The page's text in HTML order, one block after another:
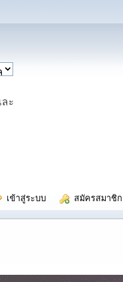
ะ
เข้าสู่ระบบ สมัครสมาชิก